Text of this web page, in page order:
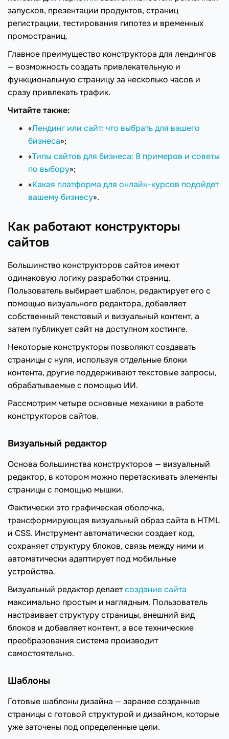
запусков, презентации продуктов, страниц
регистрации, тестирования гипотез и временных
промостраниц.
Главное преимущество конструктора для лендингов
— возможность создать привлекательную и
функциональную страницу за несколько часов и
сразу привлекать трафик.
Читайте также:
«Лендинг или сайт: что выбрать для вашего
бизнеса»;
«Типы сайтов для бизнеса: 8 примеров и советы
по выбору»;
«Какая платформа для онлайн-курсов подойдет
вашему бизнесу».
Как работают конструкторы
сайтов
Большинство конструкторов сайтов имеют
одинаковую логику разработки страниц.
Пользователь выбирает шаблон, редактирует его с
помощью визуального редактора, добавляет
собственный текстовый и визуальный контент, а
затем публикует сайт на доступном хостинге.
Некоторые конструкторы позволяют создавать
страницы с нуля, используя отдельные блоки
контента, другие поддерживают текстовые запросы,
обрабатываемые с помощью ИИ.
Рассмотрим четыре основные механики в работе
конструкторов сайтов.
Визуальный редактор
Основа большинства конструкторов — визуальный
редактор, в котором можно перетаскивать элементы
страницы с помощью мышки.
Фактически это графическая оболочка,
трансформирующая визуальный образ сайта в HTML
и CSS. Инструмент автоматически создает код,
сохраняет структуру блоков, связь между ними и
автоматически адаптирует под мобильные
устройства.
Визуальный редактор делаетсоздание сайта
максимально простым и наглядным. Пользователь
настраивает структуру страницы, внешний вид
блоков и добавляет контент, а все технические
преобразования система производит
самостоятельно.
Шаблоны
Готовые шаблоны дизайна — заранее созданные
страницы с готовой структурой и дизайном, которые
уже заточены под определенные цели.